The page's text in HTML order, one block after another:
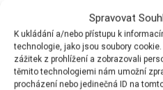
Spravovat
K ukládání a/nebo přístupu k
technologie, jako jsou soubory
zážitek z prohlížení a zobrazovali
těmito technologiemi nám umožní
procházení nebo jedinečná ID na